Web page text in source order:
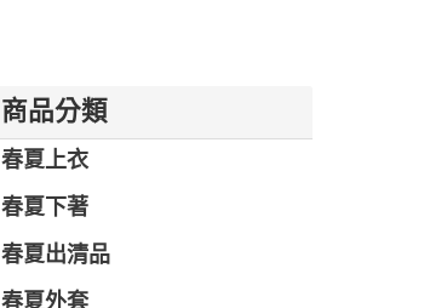
商品分類
春夏上衣
春夏下著
春夏出清品
春夏外套